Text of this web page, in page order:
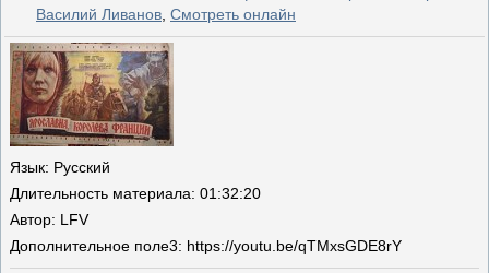
Василий Ливанов Смотреть онлайн
Язык: Русский
Длительность материала: 01:32:20
Автор: LFV
Дополнительное поле3: https://youtu.be/qTMxsGDE8rY